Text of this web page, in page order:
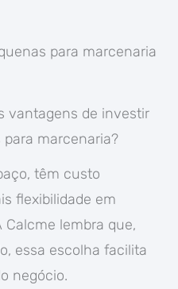
para marcenaria
vantagens de investir
marcenaria?
têm custo
flexibilidade em
lembra que,
essa escolha facilita
negócio.